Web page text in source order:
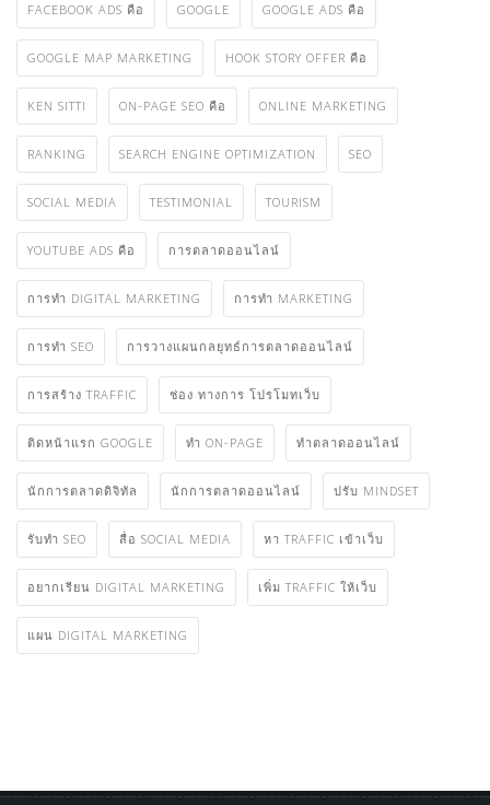
FACEBOOK ADS คือ GOOGLE GOOGLE ADS คือ
GOOGLE MAP MARKETING HOOK STORY OFFER คือ
KEN SITTI ON-PAGE SEO คือ ONLINE MARKETING
RANKING SEARCH ENGINE OPTIMIZATION SEO
SOCIAL MEDIA TESTIMONIAL TOURISM
YOUTUBE ADS คือ การตลาดออนไลน์
การทำ DIGITAL MARKETING การทำ MARKETING
การทำ SEO การวางแผนกลยุทธ์การตลาดออนไลน์
การสร้าง TRAFFIC ช่อง ทางการ โปรโมทเว็บ
ติดหน้าแรก GOOGLE ทำ ON-PAGE ทําตลาดออนไลน์
นักการตลาดดิจิทัล นักการตลาดออนไลน์ ปรับ MINDSET
รับทำ SEO สื่อ SOCIAL MEDIA หา TRAFFIC เข้าเว็บ
อยากเรียน DIGITAL MARKETING เพิ่ม TRAFFIC ให้เว็บ
แผน DIGITAL MARKETING